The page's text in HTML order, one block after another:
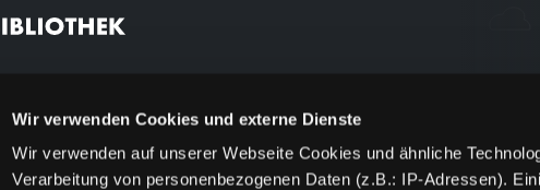
Wir verwenden Cookies und externe Dienste
Wir verwenden auf unserer Webseite Cookies und ähnliche
Verarbeitung von personenbezogenen Daten (z.B.: IP-Adressen).
Feedback
Kontakt